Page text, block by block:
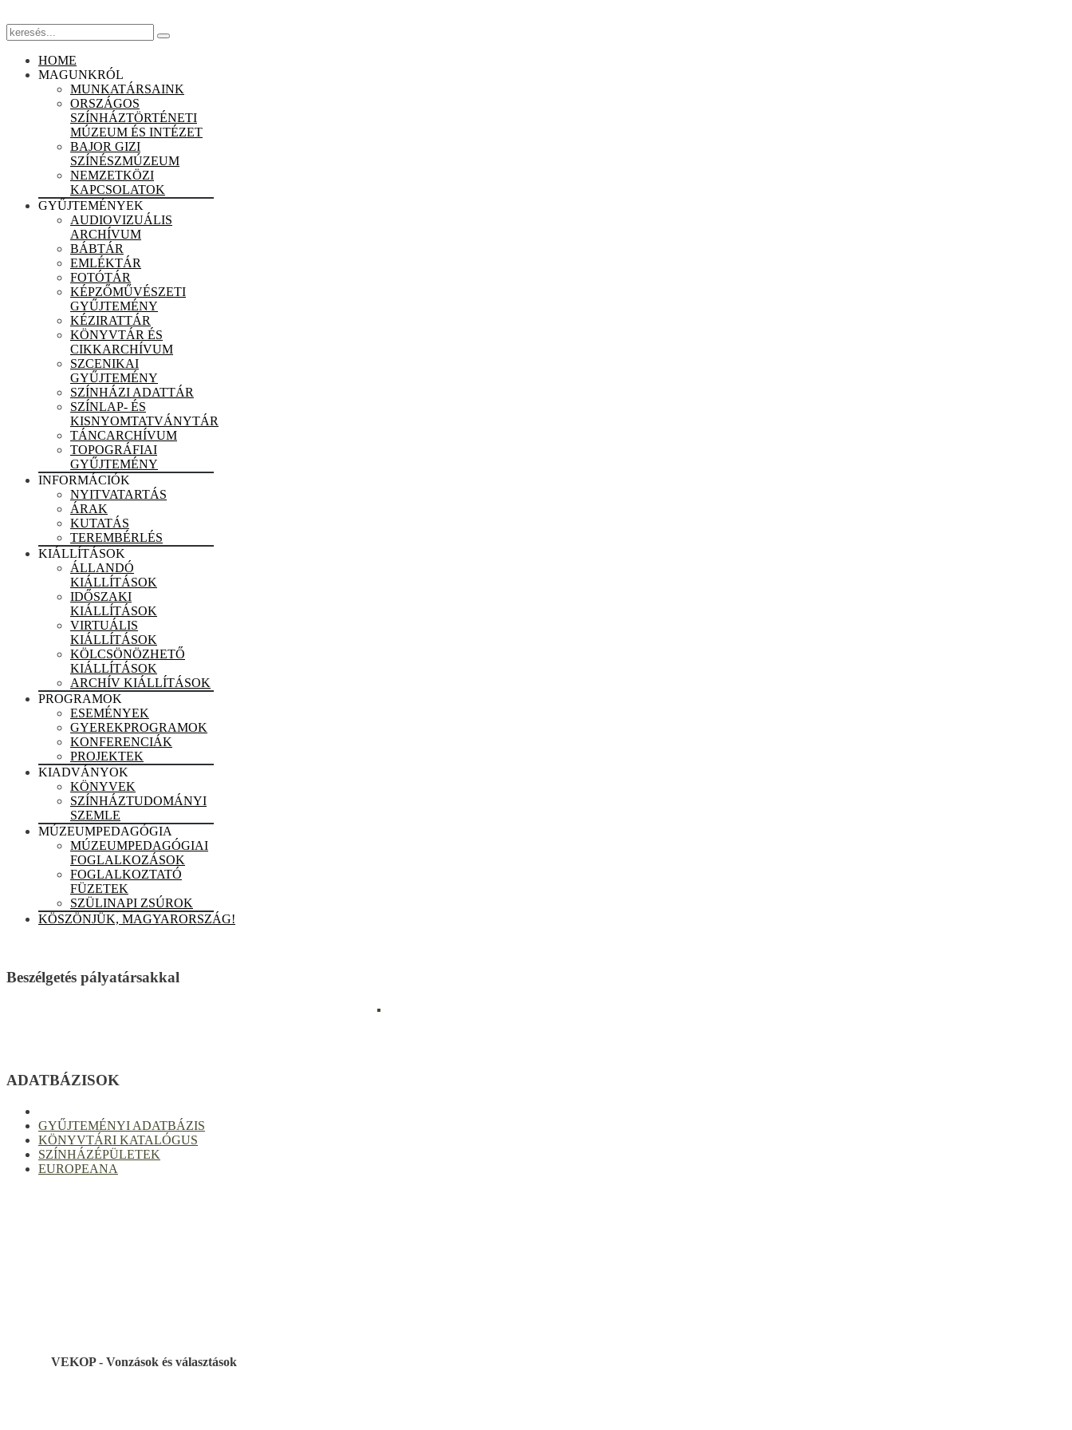
HOME
MAGUNKRÓL
MUNKATÁRSAINK
ORSZÁGOS
SZÍNHÁZTÖRTÉNETI
MÚZEUM ÉS INTÉZET
BAJOR GIZI
SZÍNÉSZMÚZEUM
NEMZETKÖZI
KAPCSOLATOK
GYŰJTEMÉNYEK
AUDIOVIZUÁLIS
ARCHÍVUM
BÁBTÁR
EMLÉKTÁR
FOTÓTÁR
KÉPZŐMŰVÉSZETI
GYŰJTEMÉNY
KÉZIRATTÁR
KÖNYVTÁR ÉS
CIKKARCHÍVUM
SZCENIKAI
GYŰJTEMÉNY
SZÍNHÁZI ADATTÁR
SZÍNLAP- ÉS
KISNYOMTATVÁNYTÁR
TÁNCARCHÍVUM
TOPOGRÁFIAI
GYŰJTEMÉNY
INFORMÁCIÓK
NYITVATARTÁS
ÁRAK
KUTATÁS
TEREMBÉRLÉS
KIÁLLÍTÁSOK
ÁLLANDÓ
KIÁLLÍTÁSOK
IDŐSZAKI
KIÁLLÍTÁSOK
VIRTUÁLIS
KIÁLLÍTÁSOK
KÖLCSÖNÖZHETŐ
KIÁLLÍTÁSOK
ARCHÍV KIÁLLÍTÁSOK
PROGRAMOK
ESEMÉNYEK
GYEREKPROGRAMOK
KONFERENCIÁK
PROJEKTEK
KIADVÁNYOK
KÖNYVEK
SZÍNHÁZTUDOMÁNYI
SZEMLE
MÚZEUMPEDAGÓGIA
MÚZEUMPEDAGÓGIAI
FOGLALKOZÁSOK
FOGLALKOZTATÓ
FÜZETEK
SZÜLINAPI ZSÚROK
KÖSZÖNJÜK, MAGYARORSZÁG!
Beszélgetés pályatársakkal
ADATBÁZISOK
GYŰJTEMÉNYI ADATBÁZIS
KÖNYVTÁRI KATALÓGUS
SZÍNHÁZÉPÜLETEK
EUROPEANA
VEKOP - Vonzások és választások